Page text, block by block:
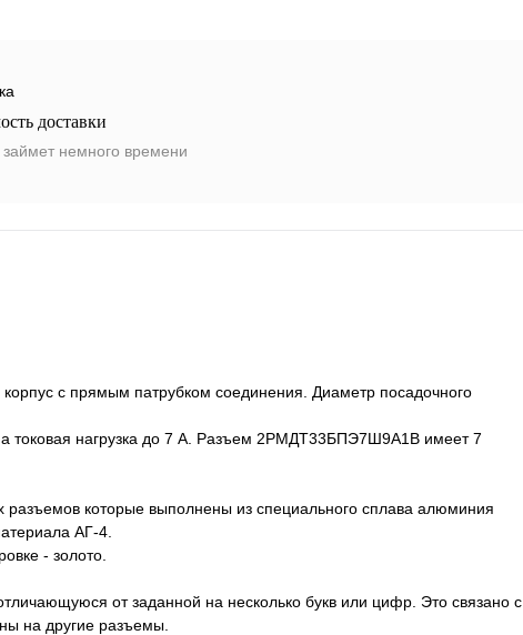
доставки
немного времени
с прямым патрубком соединения. Диаметр посадочного
токовая нагрузка до 7 А. Разъем 2РМДТ33БПЭ7Ш9А1В имеет 7
которые выполнены из специального сплава алюминия
АГ-4.
- золото.
от заданной на несколько букв или цифр. Это связано с
на другие разъемы.